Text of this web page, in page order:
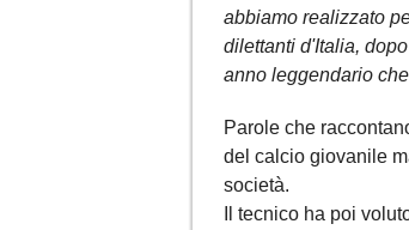
abbiamo realizzato
dilettanti d'Italia,
anno leggendario
Parole che
del calcio giovanile
società.
Il tecnico ha poi